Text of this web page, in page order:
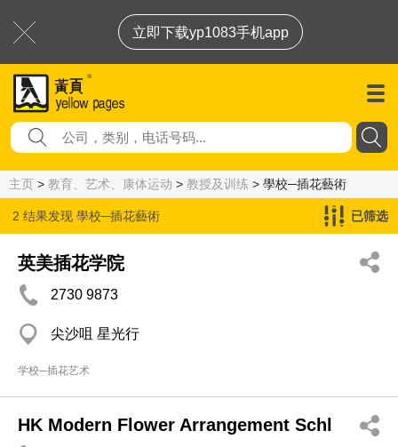
立即下载yp1083手机app
主页 > 教育、艺术、康体运动 > 教授及训练 > 學校─插花藝術
2 结果发现 學校─插花藝術 已筛选
英美插花学院
2730 9873
尖沙咀 星光行
学校─插花艺术
HK Modern Flower Arrangement Schl